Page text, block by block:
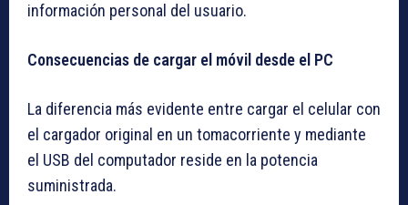
información personal del usuario.
Consecuencias de cargar el móvil desde el PC
La diferencia más evidente entre cargar el celular con
el cargador original en un tomacorriente y mediante
el USB del computador reside en la potencia
suministrada.